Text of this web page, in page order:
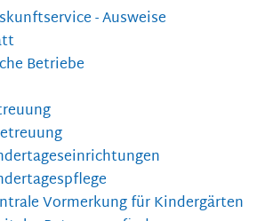
- Ausweise
Betriebe
Vormerkung für Kindergärten